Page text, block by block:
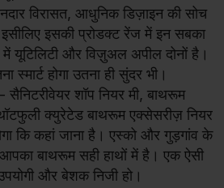
विरासत, आधुनिक डिज़ाइन की सोच
इसकी प्रोडक्ट रेंज में इन सबका
और विज़ुअल अपील दोनों है।
होगा उतना ही सुंदर भी।
शॉप नियर मी, बाथरूम
थॉटफुली क्युरेटेड बाथरूम एक्सेसरीज़ नियर
कि कहां जाना है। एस्को और गुड़गांव के
बाथरूम सही हाथों में है। एक ऐसी
और बेशक निजी हो।